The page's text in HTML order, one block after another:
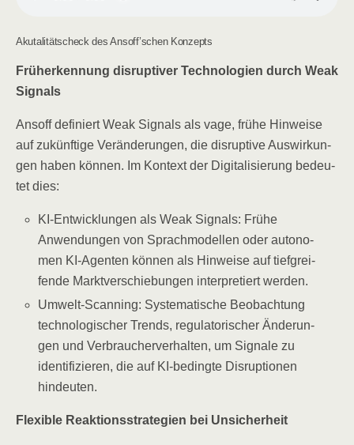
Aku­ta­li­täts­check des Ansoff’schen Konzepts
Früh­erken­nung dis­rup­ti­ver Tech­no­lo­gien durch Weak
Signals
Ansoff defi­niert Weak Signals als vage, frü­he Hin­wei­se
auf zukünf­ti­ge Ver­än­de­run­gen, die dis­rup­ti­ve Aus­wir­kun­
gen haben kön­nen. Im Kon­text der Digi­ta­li­sie­rung bedeu­
tet dies:
KI-Ent­wick­lun­gen als Weak Signals: Frü­he
Anwen­dun­gen von Sprach­mo­del­len oder auto­no­
men KI-Agen­ten kön­nen als Hin­wei­se auf tief­grei­
fen­de Markt­ver­schie­bun­gen inter­pre­tiert werden.
Umwelt-Scan­ning: Sys­te­ma­ti­sche Beob­ach­tung
tech­no­lo­gi­scher Trends, regu­la­to­ri­scher Ände­run­
gen und Ver­brau­cher­ver­hal­ten, um Signa­le zu
iden­ti­fi­zie­ren, die auf KI-beding­te Dis­rup­tio­nen
hindeuten.
Fle­xi­ble Reak­ti­ons­stra­te­gien bei Unsicherheit